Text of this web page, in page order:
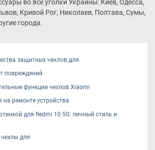
во все уголки Украины: Киев, Одесса,
Кривой Рог, Николаев, Полтава, Сумы,
города.
защитных чехлов для
повреждений
функции чехлов Xiaomi
на ремонте устройства
для Redmi 10 5G: личный стиль и
для